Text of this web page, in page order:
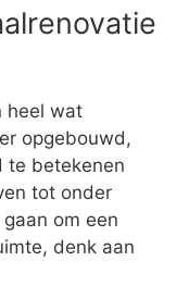
heel wat
opgebouwd,
te betekenen
tot onder
om een
denk aan